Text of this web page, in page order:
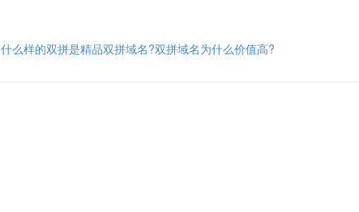
什么样的双拼是精品双拼域名?双拼域名为什么价值高?